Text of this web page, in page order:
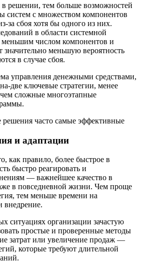
решении, тем больше возможностей
систем с множеством компонентов
за сбоя хотя бы одного из них.
в области системной
числом компонентов и
меньшую вероятность
в случае сбоя.
управления денежными средствами,
две ключевые стратегии, менее
сложные многоэтапные
и адаптации
как правило, более быстрое в
быстро реагировать и
— важнейшее качество в
в повседневной жизни. Чем проще
тем меньше времени на
внедрение.
ситуациях организации зачастую
простые и проверенные методы
затрат или увеличение продаж —
которые требуют длительной